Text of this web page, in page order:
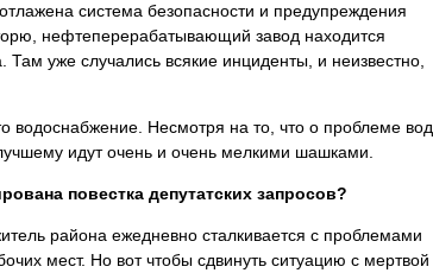
система безопасности и предупреждения
нефтеперерабатывающий завод находится
Там уже случались всякие инциденты, и неизвестно,
водоснабжение. Несмотря на то, что о проблеме
идут очень и очень мелкими шашками.
повестка депутатских запросов?
района ежедневно сталкивается с проблемами
мест. Но вот чтобы сдвинуть ситуацию с мертвой